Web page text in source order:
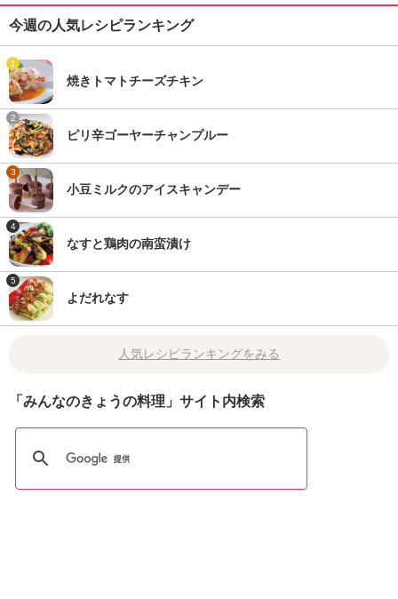
今週の人気レシピランキング
1
焼きトマトチーズチキン
2
ピリ辛ゴーヤーチャンプルー
3
小豆ミルクのアイスキャンデー
4
なすと鶏肉の南蛮漬け
5
よだれなす
人気レシピランキングをみる
「みんなのきょうの料理」サイト内検索